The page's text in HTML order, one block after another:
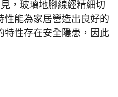
，玻璃地腳線經精細切
性能為家居營造出良好的
特性存在安全隱患，因此